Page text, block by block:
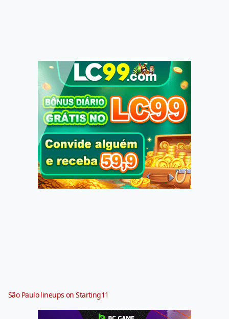
São Paulo lineups on Starting11